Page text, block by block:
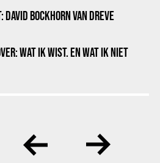
DAVID BOCKHORN VAN DREVE
WAT IK WIST. EN WAT IK NIET